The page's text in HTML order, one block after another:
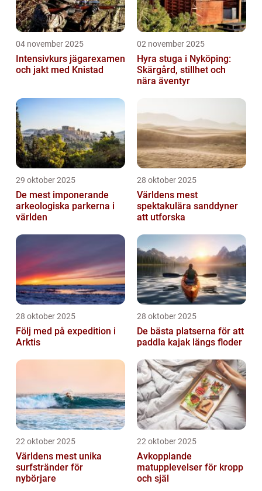
04 november 2025
Intensivkurs jägarexamen
och jakt med Knistad
02 november 2025
Hyra stuga i Nyköping:
Skärgård, stillhet och
nära äventyr
29 oktober 2025
De mest imponerande
arkeologiska parkerna i
världen
28 oktober 2025
Världens mest
spektakulära sanddyner
att utforska
28 oktober 2025
Följ med på expedition i
Arktis
28 oktober 2025
De bästa platserna för att
paddla kajak längs floder
22 oktober 2025
Världens mest unika
surfstränder för
nybörjare
22 oktober 2025
Avkopplande
matupplevelser för kropp
och själ